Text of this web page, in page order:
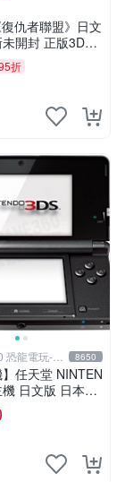
仇者聯盟》日文
開封 正版3DS
聯盟 樂高 3DS游
折
龍電玩-台 8650
天堂 NINTEN
日文版 日本機
廠充電器 宇宙黑
龍電玩】